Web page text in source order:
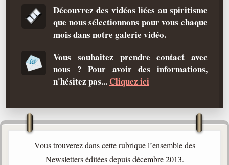
Philosophie
La doctrine d'Allan Kardec
Esprits
Les hommes
Les fondateurs
Allan Kardec
Découvrez des vidéos liées au spiritisme
que nous sélectionnons pour vous chaque
mois dans notre galerie vidéo.
Vous souhaitez prendre contact avec
nous ? Pour avoir des informations,
n'hésitez pas... Cliquez ici
Vous trouverez dans cette rubrique l’ensemble des
Newsletters éditées depuis décembre 2013.